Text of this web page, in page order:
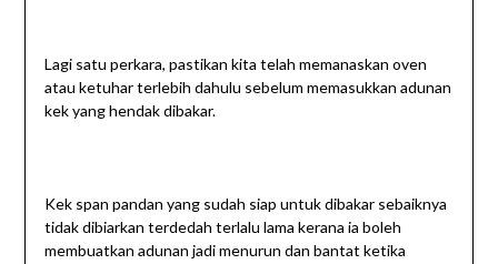
Lagi satu perkara, pastikan kita telah memanaskan oven
atau ketuhar terlebih dahulu sebelum memasukkan adunan
kek yang hendak dibakar.
Kek span pandan yang sudah siap untuk dibakar sebaiknya
tidak dibiarkan terdedah terlalu lama kerana ia boleh
membuatkan adunan jadi menurun dan bantat ketika